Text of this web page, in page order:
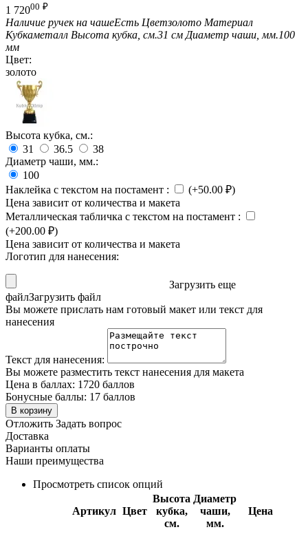
1 72000 ₽
Наличие ручек на чашеЕсть Цветзолото Материал
Кубкаметалл Высота кубка, см.31 см Диаметр чаши, мм.100
мм
Цвет:
золото
Высота кубка, см.:
31
36.5
38
Диаметр чаши, мм.:
100
Наклейка с текстом на постамент : (+50.00 ₽)
Цена зависит от количества и макета
Металлическая табличка с текстом на постамент :
(+200.00 ₽)
Цена зависит от количества и макета
Логотип для нанесения:
Загрузить еще
файлЗагрузить файл
Вы можете прислать нам готовый макет или текст для
нанесения
Текст для нанесения:
Вы можете разместить текст нанесения для макета
Цена в баллах: 1720 баллов
Бонусные баллы: 17 баллов
В корзину
Отложить Задать вопрос
Доставка
Варианты оплаты
Наши преимущества
Просмотреть список опций
Артикул Цвет
Высота
кубка,
см.
Диаметр
чаши,
мм.
Цена